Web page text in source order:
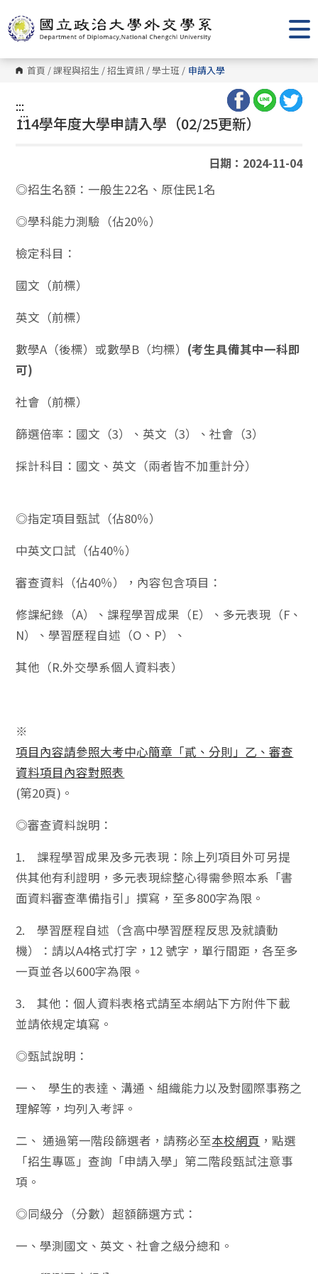
到
主
要
內
容
區 首頁 /課程與招生 /招生資訊 /學士班 / 申請入學
:::
:::
114學年度大學申請入學（02/25更新）
日期：2024-11-04
◎招生名額：一般生22名、原住民1名
◎學科能力測驗（佔20％）
檢定科目：
國文（前標）
英文（前標）
數學A（後標）或數學B（均標） (考生具備其中一科即
可)
社會（前標）
篩選倍率：國文（3）、英文（3）、社會（3）
採計科目：國文、英文（兩者皆不加重計分）
◎指定項目甄試（佔80％）
中英文口試（佔40％）
審查資料（佔40％），內容包含項目：
修課紀錄（A）、課程學習成果（E）、多元表現（F、
N）、學習歷程自述（O、P）、
其他（R.外交學系個人資料表）
※
項目內容請參照大考中心簡章「貳、分則」乙、審查
資料項目內容對照表
(第20頁)。
◎審查資料說明：
1. 課程學習成果及多元表現：除上列項目外可另提
供其他有利證明，多元表現綜整心得需參照本系「書
面資料審查準備指引」撰寫，至多800字為限。
2. 學習歷程自述（含高中學習歷程反思及就讀動
機）：請以A4格式打字，12 號字，單行間距，各至多
一頁並各以600字為限。
3. 其他：個人資料表格式請至本網站下方附件下載
並請依規定填寫。
◎甄試說明：
一、 學生的表達、溝通、組織能力以及對國際事務之
理解等，均列入考評。
二、 通過第一階段篩選者，請務必至本校網頁 ，點選
「招生專區」查詢「申請入學」第二階段甄試注意事
項。
◎同級分（分數）超額篩選方式：
一、學測國文、英文、社會之級分總和。